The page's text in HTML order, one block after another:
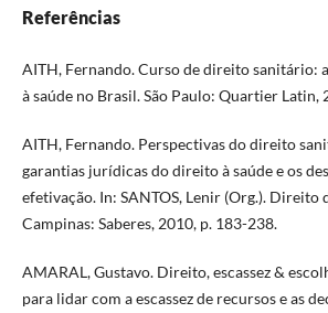
Referências
AITH, Fernando. Curso de direito sanitário:
à saúde no Brasil. São Paulo: Quartier Latin,
AITH, Fernando. Perspectivas do direito
garantias jurídicas do direito à saúde e os
efetivação. In: SANTOS, Lenir (Org.). Direito
Campinas: Saberes, 2010, p. 183-238.
AMARAL, Gustavo. Direito, escassez &
para lidar com a escassez de recursos e as